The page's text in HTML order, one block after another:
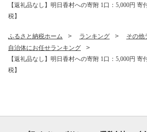
【返礼品なし】明日香村への寄附 1口：5,000円
税】
ふるさと納税ホーム ランキング
その他
自治体にお任せランキング
【返礼品なし】明日香村への寄附 1口：5,000円
税】